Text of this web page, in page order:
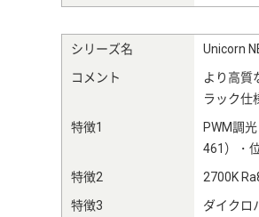
シリーズ名
Unicorn
コメント
より高質
ラック仕
特徴1
PWM調
461）・
特徴2
2700K
特徴3
ダイクロ